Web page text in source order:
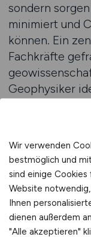
sondern
minimiert und
können. Ein
Fachkräfte
Geophysiker
wirtschaftliche
liefern sie die
Ingenieuren,
Bohrungen,
entwickeln.
Wir verwenden
bestmöglich und
sind einige
Website
Ihnen
dienen außerdem
"Alle akzeptieren"